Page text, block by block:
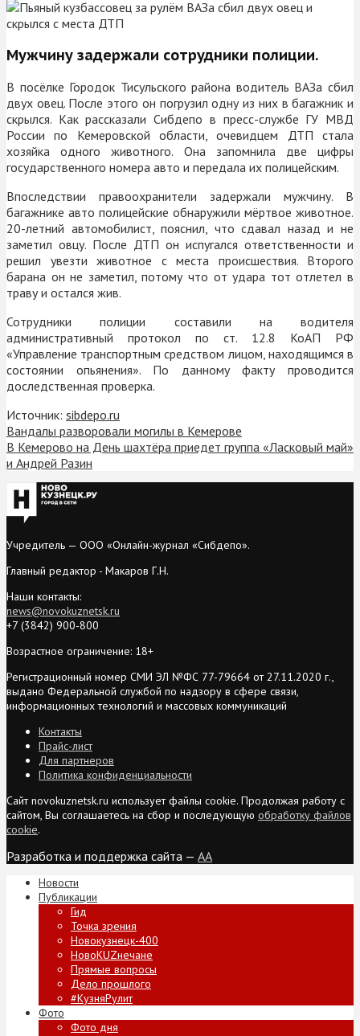
Мужчину задержали сотрудники полиции.
В посёлке Городок Тисульского района водитель ВАЗа сбил
двух овец. После этого он погрузил одну из них в багажник и
скрылся. Как рассказали Сибдепо в пресс-службе ГУ МВД
России по Кемеровской области, очевидцем ДТП стала
хозяйка одного животного. Она запомнила две цифры
государственного номера авто и передала их полицейским.
Впоследствии правоохранители задержали мужчину. В
багажнике авто полицейские обнаружили мёртвое животное.
20-летний автомобилист, пояснил, что сдавал назад и не
заметил овцу. После ДТП он испугался ответственности и
решил увезти животное с места происшествия. Второго
барана он не заметил, потому что от удара тот отлетел в
траву и остался жив.
Сотрудники полиции составили на водителя
административный протокол по ст. 12.8 КоАП РФ
«Управление транспортным средством лицом, находящимся в
состоянии опьянения». По данному факту проводится
доследственная проверка.
Источник: sibdepo.ru
Вандалы разворовали могилы в Кемерове
В Кемерово на День шахтёра приедет группа «Ласковый май»
и Андрей Разин
Учредитель — ООО «Онлайн-журнал «Сибдепо».
Главный редактор - Макаров Г.Н.
Наши контакты:
news@novokuznetsk.ru
+7 (3842) 900-800
Возрастное ограничение: 18+
Регистрационный номер СМИ ЭЛ №ФС 77-79664 от 27.11.2020 г.,
выдано Федеральной службой по надзору в сфере связи,
информационных технологий и массовых коммуникаций
Контакты
Прайс-лист
Для партнеров
Политика конфиденциальности
Сайт novokuznetsk.ru использует файлы cookie. Продолжая работу с
сайтом, Вы соглашаетесь на сбор и последующую обработку файлов
cookie.
Разработка и поддержка сайта — AA
Новости
Публикации
Гид
Точка зрения
Новокузнецк-400
НовоKUZнечане
Прямые вопросы
Дело прошлого
#КузняРулит
Фото
Фото дня